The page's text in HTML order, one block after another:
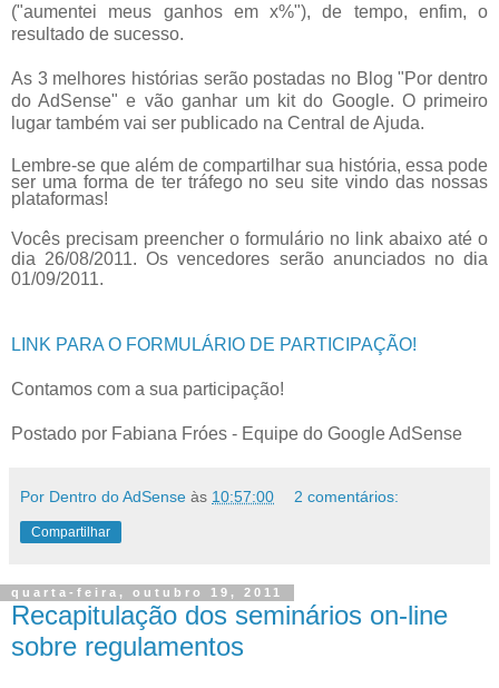
("aumentei meus ganhos em x%"), de tempo, enfim, o
resultado de sucesso.
As 3 melhores histórias serão postadas no Blog "Por dentro
do AdSense" e vão ganhar um kit do Google. O primeiro
lugar também vai ser publicado na Central de Ajuda.
Lembre-se que além de compartilhar sua história, essa pode
ser uma forma de ter tráfego no seu site vindo das nossas
plataformas!
Vocês precisam preencher o formulário no link abaixo até o
dia 26/08/2011. Os vencedores serão anunciados no dia
01/09/2011.
LINK PARA O FORMULÁRIO DE PARTICIPAÇÃO!
Contamos com a sua participação!
Postado por Fabiana Fróes - Equipe do Google AdSense
Por Dentro do AdSense às 10:57:00 2 comentários:
Compartilhar
quarta-feira, outubro 19, 2011
Recapitulação dos seminários on-line
sobre regulamentos